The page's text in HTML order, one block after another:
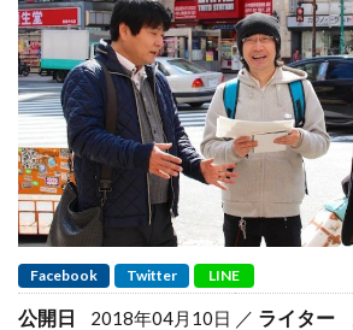
Facebook Twitter LINE
公開日 2018年04月10日 ライター